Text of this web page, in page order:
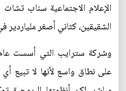
الإعلام الاجتماعية سناب
الشقيقين، كثاني أصغر ملياردير
على نطاق واسع لأنها لا تبيع